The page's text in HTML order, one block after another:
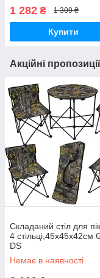
1 282 ₴ 1 309 ₴
Купити
Акційні
Складаний стіл для
4 стільці,45х45х42см
DS
Немає в наявності